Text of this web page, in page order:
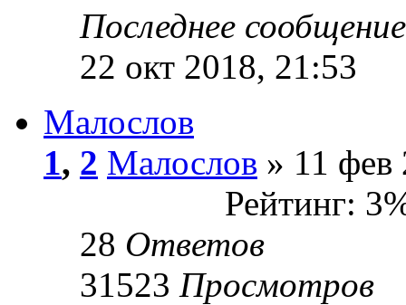
Последнее
22 окт 2018, 21:53
Малослов
1, 2 Малослов » 11 фев
Рейтинг:
28 Ответов
31523 Просмотров